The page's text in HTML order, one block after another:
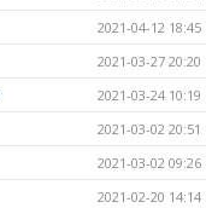
2021-04-12 18:45
2021-03-27 20:20
2021-03-24 10:19
2021-03-02 20:51
2021-03-02 09:26
2021-02-20 14:14